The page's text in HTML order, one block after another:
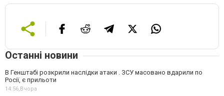
Останні новини
В Генштабі розкрили наслідки атаки . ЗСУ масовано вдарили по
Росії, є прильоти
14:56,Вчора